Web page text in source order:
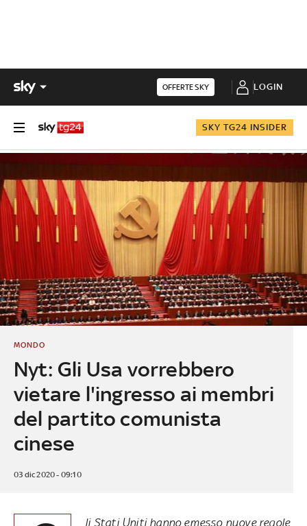
OFFERTE SKY LOGIN
SKY TG24 INSIDER
Nyt: Gli Usa vorrebbero
vietare l'ingresso ai membri
del partito comunista
cinese
MONDO
03 dic 2020 - 09:10
li Stati Uniti hanno emesso nuove regole